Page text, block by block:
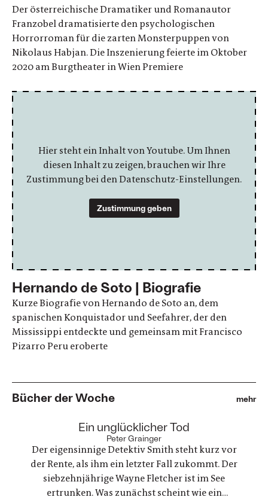
Der österreichische Dramatiker und Romanautor
Franzobel dramatisierte den psychologischen
Horrorroman für die zarten Monsterpuppen von
Nikolaus Habjan. Die Inszenierung feierte im Oktober
2020 am Burgtheater in Wien Premiere
Hier steht ein Inhalt von Youtube. Um Ihnen
diesen Inhalt zu zeigen, brauchen wir Ihre
Zustimmung bei den Datenschutz-Einstellungen.
Zustimmung geben
Hernando de Soto | Biografie
Kurze Biografie von Hernando de Soto an, dem
spanischen Konquistador und Seefahrer, der den
Mississippi entdeckte und gemeinsam mit Francisco
Pizarro Peru eroberte
Bücher der Woche mehr
Ein unglücklicher Tod
Peter Grainger
Der eigensinnige Detektiv Smith steht kurz vor
der Rente, als ihm ein letzter Fall zukommt. Der
siebzehnjährige Wayne Fletcher ist im See
ertrunken. Was zunächst scheint wie ein